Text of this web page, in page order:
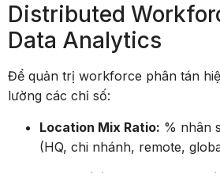
Distributed
Data Analytics
Để quản trị workforce phân tán
lường các chỉ số:
Location Mix Ratio: % nhân
(HQ, chi nhánh, remote,